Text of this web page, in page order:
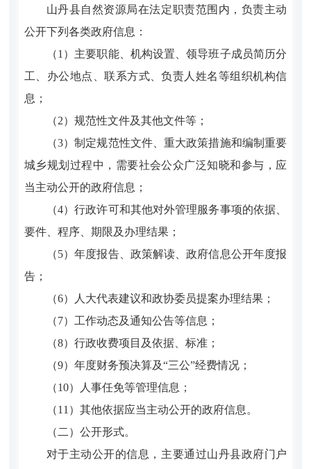
山丹县自然资源局在法定职责范围内，负责主动
公开下列各类政府信息：
（1）主要职能、机构设置、领导班子成员简历分
工、办公地点、联系方式、负责人姓名等组织机构信
息；
（2）规范性文件及其他文件等；
（3）制定规范性文件、重大政策措施和编制重要
城乡规划过程中，需要社会公众广泛知晓和参与，应
当主动公开的政府信息；
（4）行政许可和其他对外管理服务事项的依据、
要件、程序、期限及办理结果；
（5）年度报告、政策解读、政府信息公开年度报
告；
（6）人大代表建议和政协委员提案办理结果；
（7）工作动态及通知公告等信息；
（8）行政收费项目及依据、标准；
（9）年度财务预决算及“三公”经费情况；
（10）人事任免等管理信息；
（11）其他依据应当主动公开的政府信息。
（二）公开形式。
对于主动公开的信息，主要通过山丹县政府门户